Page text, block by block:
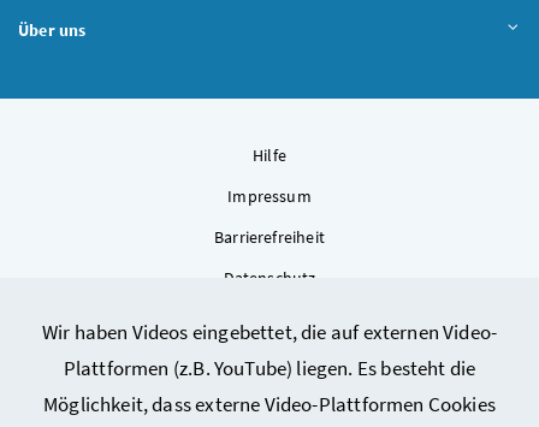
Wir haben Videos eingebettet, die auf externen Video-
Plattformen (z.B. YouTube) liegen. Es besteht die
Möglichkeit, dass externe Video-Plattformen Cookies
Über uns
Hilfe
Impressum
Barrierefreiheit
Datenschutz
Sitemap
Cookie-Einstellungen